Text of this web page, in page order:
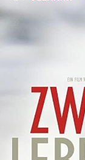
daraufhin seine
möchte, um sie
Außenpostens
Befehle